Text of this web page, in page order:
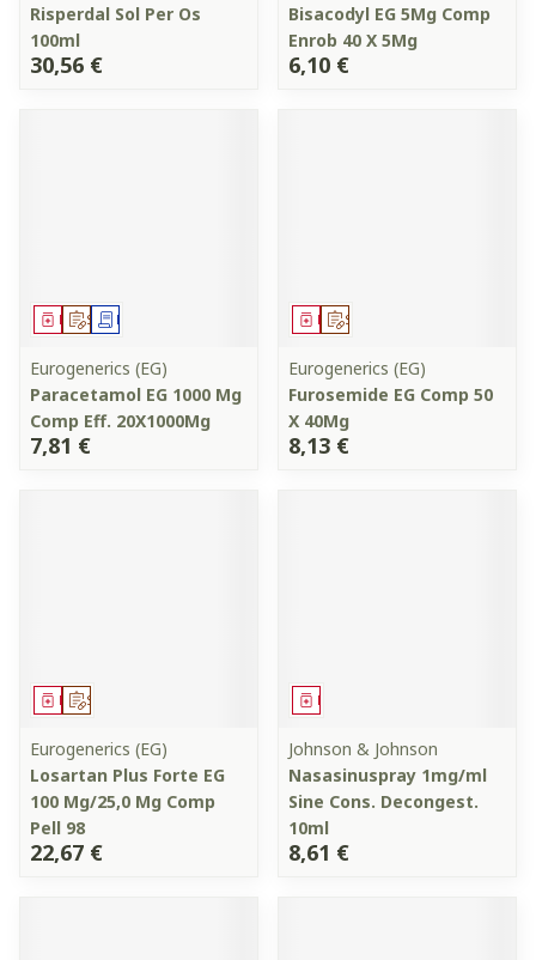
Risperdal Sol Per Os
100ml
30,56 €
Bisacodyl EG 5Mg Comp
Enrob 40 X 5Mg
6,10 €
Sur prescription
MédicamentDemande écrite
Eurogenerics (EG)
Paracetamol EG 1000 Mg
Comp Eff. 20X1000Mg
7,81 €
Sur prescription
Médicament
Eurogenerics (EG)
Furosemide EG Comp 50
X 40Mg
8,13 €
Sur prescription
Médicament
Eurogenerics (EG)
Losartan Plus Forte EG
100 Mg/25,0 Mg Comp
Pell 98
22,67 €
Médicament
Johnson & Johnson
Nasasinuspray 1mg/ml
Sine Cons. Decongest.
10ml
8,61 €